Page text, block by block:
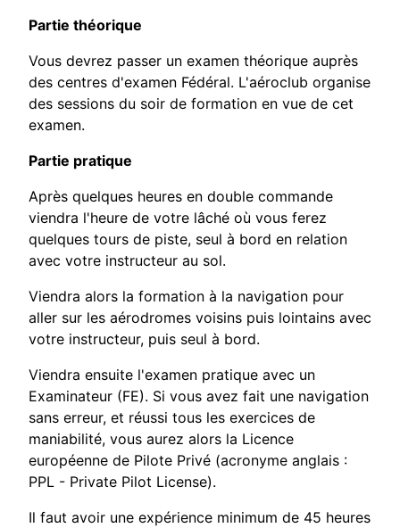
Partie théorique
Vous devrez passer un examen théorique auprès
des centres d'examen Fédéral. L'aéroclub organise
des sessions du soir de formation en vue de cet
examen.
Partie pratique
Après quelques heures en double commande
viendra l'heure de votre lâché où vous ferez
quelques tours de piste, seul à bord en relation
avec votre instructeur au sol.
Viendra alors la formation à la navigation pour
aller sur les aérodromes voisins puis lointains avec
votre instructeur, puis seul à bord.
Viendra ensuite l'examen pratique avec un
Examinateur (FE). Si vous avez fait une navigation
sans erreur, et réussi tous les exercices de
maniabilité, vous aurez alors la Licence
européenne de Pilote Privé (acronyme anglais :
PPL - Private Pilot License).
Il faut avoir une expérience minimum de 45 heures